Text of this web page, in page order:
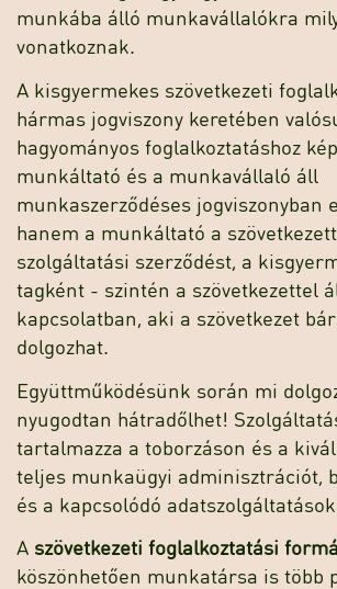
munkába álló munkavállalókra
vonatkoznak.
A kisgyermekes szövetkezeti
hármas jogviszony keretében
hagyományos foglalkoztatáshoz
munkáltató és a munkavállaló áll
munkaszerződéses jogviszonyban
hanem a munkáltató a
szolgáltatási szerződést, a
tagként - szintén a szövetkezettel
kapcsolatban, aki a szövetkezet
dolgozhat.
Együttműködésünk során mi
nyugodtan hátradőlhet!
tartalmazza a toborzáson és a
teljes munkaügyi adminisztrációt,
és a kapcsolódó
A szövetkezeti foglalkoztatási
köszönhetően munkatársa is több